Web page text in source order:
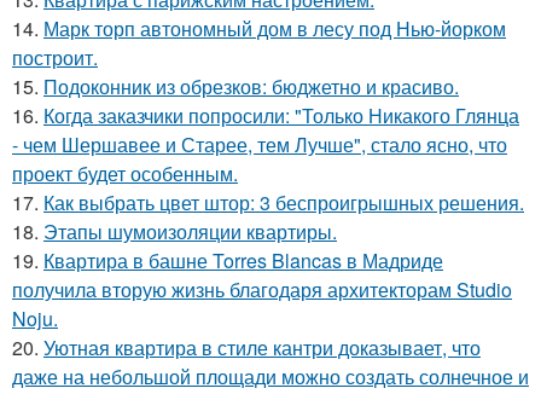
14. Марк торп автономный дом в лесу под Нью-йорком
построит.
15. Подоконник из обрезков: бюджетно и красиво.
16. Когда заказчики попросили: "Только Никакого Глянца
- чем Шершавее и Старее, тем Лучше", стало ясно, что
проект будет особенным.
17. Как выбрать цвет штор: 3 беспроигрышных решения.
18. Этапы шумоизоляции квартиры.
19. Квартира в башне Torres Blancas в Мадриде
получила вторую жизнь благодаря архитекторам Studio
Noju.
20. Уютная квартира в стиле кантри доказывает, что
даже на небольшой площади можно создать солнечное и